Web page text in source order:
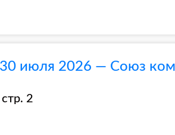
июля 2026 — Союз
2